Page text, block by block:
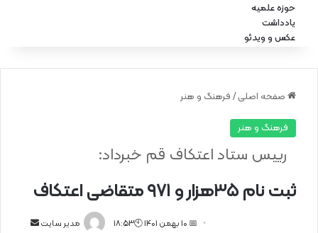
حوزه علمیه
یادداشت
عکس و ویدئو
صفحه اصلی / فرهنگ و هنر
فرهنگ و هنر
ثبت نام ۳۵هزار و ۹۷۱ متقاضی اعتکاف
رییس ستاد اعتکاف قم خبرداد:
مدیر سایت
📅 10 بهمن 1401 🕙18:53